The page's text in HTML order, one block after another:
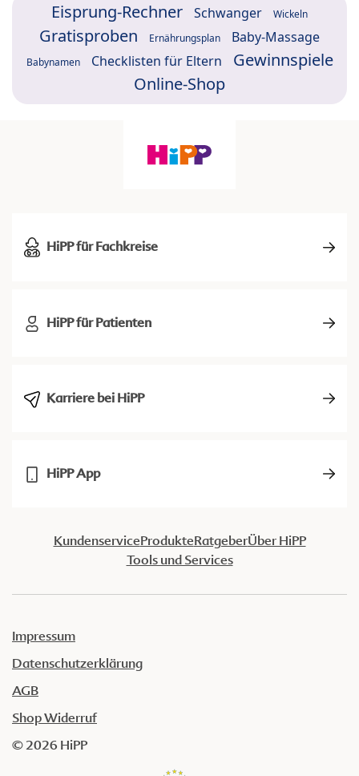
Eisprung-Rechner Schwanger Wickeln
Gratisproben Ernährungsplan Baby-Massage
Babynamen Checklisten für Eltern
Gewinnspiele
Online-Shop
HiPP für Fachkreise
HiPP für Patienten
Karriere bei HiPP
HiPP App
KundenserviceProdukteRatgeberÜber HiPP
Tools und Services
Impressum
Datenschutzerklärung
AGB
Shop Widerruf
© 2026 HiPP